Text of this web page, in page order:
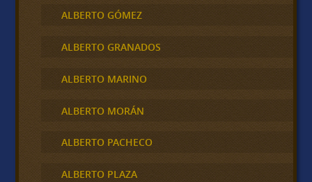
ALBERTO GÓMEZ
ALBERTO GRANADOS
ALBERTO MARINO
ALBERTO MORÁN
ALBERTO PACHECO
ALBERTO PLAZA